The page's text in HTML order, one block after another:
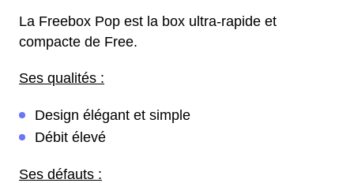
La Freebox Pop est la box ultra-rapide et
compacte de Free.
Ses qualités :
Design élégant et simple
Débit élevé
Ses défauts :